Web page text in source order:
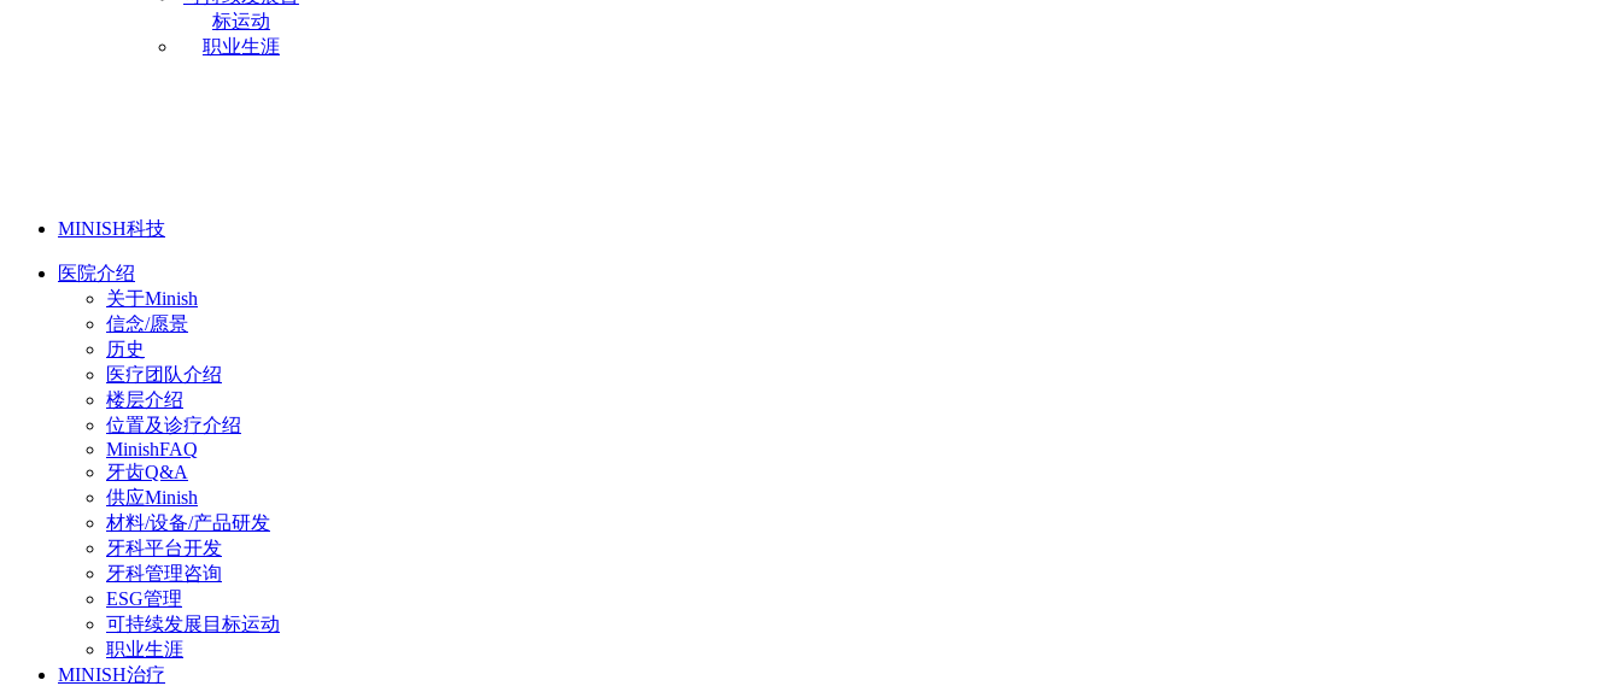
标运动
职业生涯
MINISH科技
医院介绍
关于Minish
信念/愿景
历史
医疗团队介绍
楼层介绍
位置及诊疗介绍
MinishFAQ
牙齿Q&A
供应Minish
材料/设备/产品研发
牙科平台开发
牙科管理咨询
ESG管理
可持续发展目标运动
职业生涯
MINISH治疗